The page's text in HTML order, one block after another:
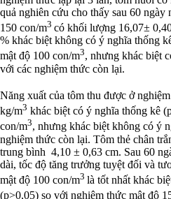
quả nghiên cứu cho thấy sau 60
150 con/m3 có khối lượng 16,07±
% khác biệt không có ý nghĩa thống
mật độ 100 con/m3, nhưng khác biệt
với các nghiệm thức còn lại.
Năng xuất của tôm thu được ở
kg/m3 khác biệt có ý nghĩa thống kê
con/m3, nhưng khác biệt không có ý
nghiệm thức còn lại. Tôm thẻ chân
trung bình 4,10 ± 0,63 cm. Sau 60
dài, tốc độ tăng trưởng tuyệt đối và
mật độ 100 con/m3 là tốt nhất khác
(p>0,05) so với nghiệm thức mật độ